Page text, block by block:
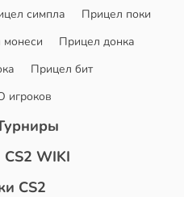
симпла
Прицел поки
Прицел донка
Прицел бит
игроков
CS2 WIKI
CS2